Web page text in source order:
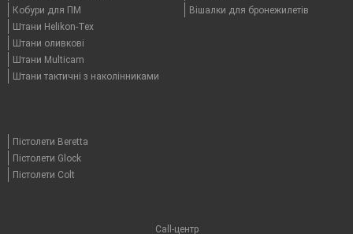
Кобури для ПМ
Штани Helikon-Tex
Штани оливкові
Штани Multicam
Штани тактичні з наколінниками
Вішалки для бронежилетів
Пістолети Beretta
Пістолети Glock
Пістолети Colt
Call-центр